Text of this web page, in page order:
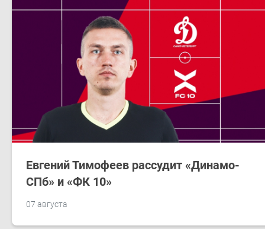
07 августа
Евгений Тимофеев рассудит «Динамо-
СПб» и «ФК 10»